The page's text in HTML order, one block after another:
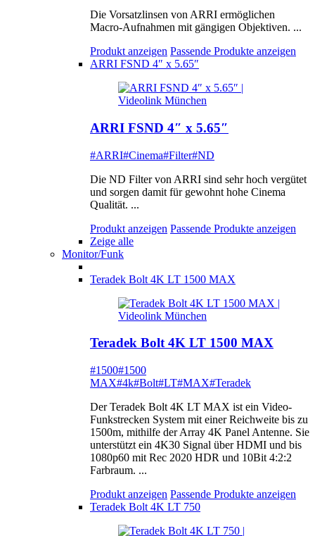
Die Vorsatzlinsen von ARRI ermöglichen
Macro-Aufnahmen mit gängigen Objektiven. ...
Produkt anzeigen Passende Produkte anzeigen
ARRI FSND 4″ x 5.65″
ARRI FSND 4″ x 5.65″
#ARRI#Cinema#Filter#ND
Die ND Filter von ARRI sind sehr hoch vergütet
und sorgen damit für gewohnt hohe Cinema
Qualität. ...
Produkt anzeigen Passende Produkte anzeigen
Zeige alle
Monitor/Funk
Teradek Bolt 4K LT 1500 MAX
Teradek Bolt 4K LT 1500 MAX
#1500#1500
MAX#4k#Bolt#LT#MAX#Teradek
Der Teradek Bolt 4K LT MAX ist ein Video-
Funkstrecken System mit einer Reichweite bis zu
1500m, mithilfe der Array 4K Panel Antenne. Sie
unterstützt ein 4K30 Signal über HDMI und bis
1080p60 mit Rec 2020 HDR und 10Bit 4:2:2
Farbraum. ...
Produkt anzeigen Passende Produkte anzeigen
Teradek Bolt 4K LT 750